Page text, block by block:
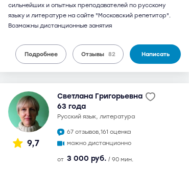
сильнейших и опытных преподавателей по русскому
языку и литературе на сайте "Московский репетитор".
Возможны дистанционные занятия
Подробнее Отзывы 82 Написать
9,7
Светлана Григорьевна
63 года
русский язык, литература
67 отзывов,161 оценка
можно дистанционно
от 3 000 руб. / 90 мин.